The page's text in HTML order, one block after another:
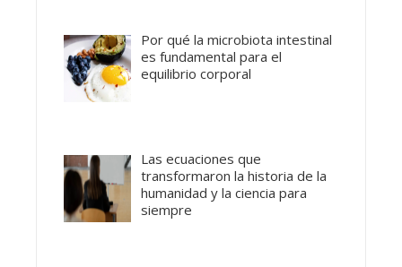
Por qué la microbiota intestinal
es fundamental para el
equilibrio corporal
Las ecuaciones que
transformaron la historia de la
humanidad y la ciencia para
siempre